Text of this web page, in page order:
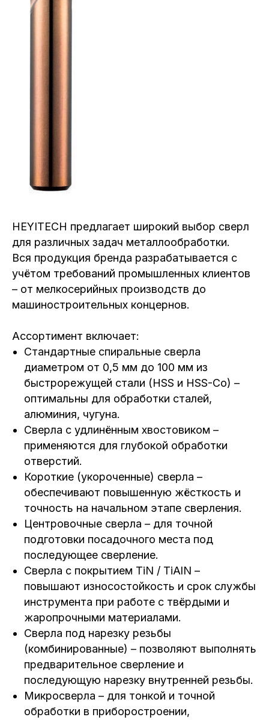
HEYITECH предлагает широкий выбор сверл
для различных задач металлообработки.
Вся продукция бренда разрабатывается с
учётом требований промышленных клиентов
– от мелкосерийных производств до
машиностроительных концернов.
Ассортимент включает:
Стандартные спиральные сверла
диаметром от 0,5 мм до 100 мм из
быстрорежущей стали (HSS и HSS-Co) –
оптимальны для обработки сталей,
алюминия, чугуна.
Сверла с удлинённым хвостовиком –
применяются для глубокой обработки
отверстий.
Короткие (укороченные) сверла –
обеспечивают повышенную жёсткость и
точность на начальном этапе сверления.
Центровочные сверла – для точной
подготовки посадочного места под
последующее сверление.
Сверла с покрытием TiN / TiAlN –
повышают износостойкость и срок службы
инструмента при работе с твёрдыми и
жаропрочными материалами.
Сверла под нарезку резьбы
(комбинированные) – позволяют выполнять
предварительное сверление и
последующую нарезку внутренней резьбы.
Микросверла – для тонкой и точной
обработки в приборостроении,